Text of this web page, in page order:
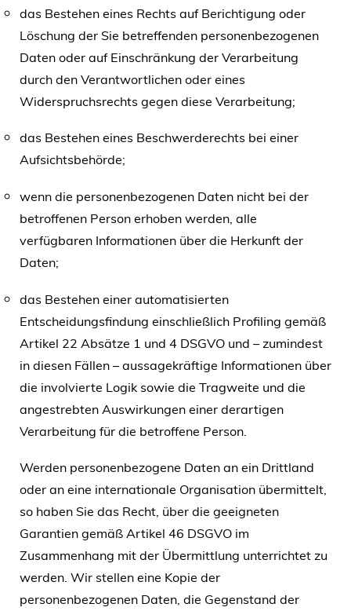
das Bestehen eines Rechts auf Berichtigung oder
Löschung der Sie betreffenden personenbezogenen
Daten oder auf Einschränkung der Verarbeitung
durch den Verantwortlichen oder eines
Widerspruchsrechts gegen diese Verarbeitung;
das Bestehen eines Beschwerderechts bei einer
Aufsichtsbehörde;
wenn die personenbezogenen Daten nicht bei der
betroffenen Person erhoben werden, alle
verfügbaren Informationen über die Herkunft der
Daten;
das Bestehen einer automatisierten
Entscheidungsfindung einschließlich Profiling gemäß
Artikel 22 Absätze 1 und 4 DSGVO und – zumindest
in diesen Fällen – aussagekräftige Informationen über
die involvierte Logik sowie die Tragweite und die
angestrebten Auswirkungen einer derartigen
Verarbeitung für die betroffene Person.
Werden personenbezogene Daten an ein Drittland
oder an eine internationale Organisation übermittelt,
so haben Sie das Recht, über die geeigneten
Garantien gemäß Artikel 46 DSGVO im
Zusammenhang mit der Übermittlung unterrichtet zu
werden. Wir stellen eine Kopie der
personenbezogenen Daten, die Gegenstand der